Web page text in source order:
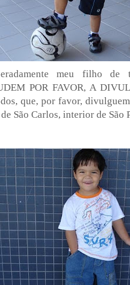
meu filho de
POR FAVOR, A
que, por favor,
São Carlos, interior de São